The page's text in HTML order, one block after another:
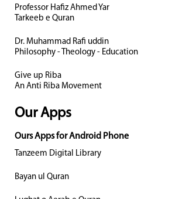
Professor Hafiz Ahmed Yar
Tarkeeb e Quran
Dr. Muhammad Rafi uddin
Philosophy - Theology - Education
Give up Riba
An Anti Riba Movement
Our Apps
Ours Apps for Android Phone
Tanzeem Digital Library
Bayan ul Quran